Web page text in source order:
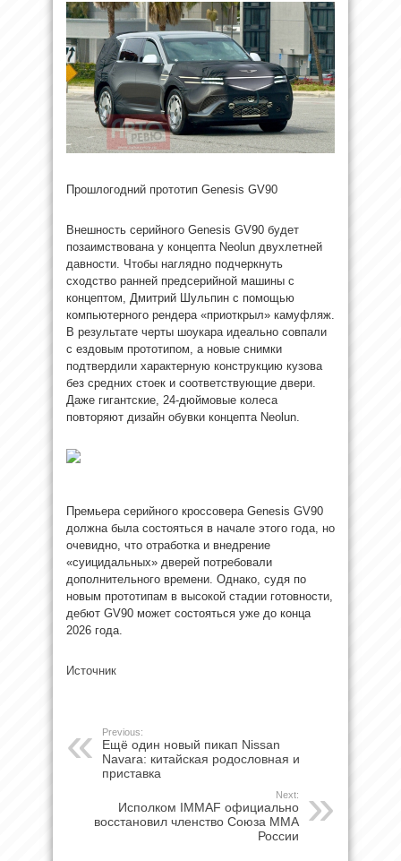
Прошлогодний прототип Genesis GV90
Внешность серийного Genesis GV90 будет
позаимствована у концепта Neolun двухлетней
давности. Чтобы наглядно подчеркнуть
сходство ранней предсерийной машины с
концептом, Дмитрий Шульпин с помощью
компьютерного рендера «приоткрыл» камуфляж.
В результате черты шоукара идеально совпали
с ездовым прототипом, а новые снимки
подтвердили характерную конструкцию кузова
без средних стоек и соответствующие двери.
Даже гигантские, 24-дюймовые колеса
повторяют дизайн обувки концепта Neolun.
Премьера серийного кроссовера Genesis GV90
должна была состояться в начале этого года, но
очевидно, что отработка и внедрение
«суицидальных» дверей потребовали
дополнительного времени. Однако, судя по
новым прототипам в высокой стадии готовности,
дебют GV90 может состояться уже до конца
2026 года.
Источник
Previous:
Ещё один новый пикап Nissan
Navara: китайская родословная и
приставка
Next:
Исполком IMMAF официально
восстановил членство Союза ММА
России